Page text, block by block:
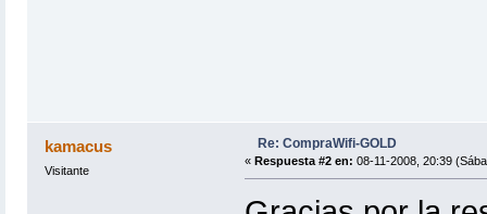
kamacus
Visitante
Re: CompraWifi-GOLD
« Respuesta #2 en: 08-11-2008, 20:39